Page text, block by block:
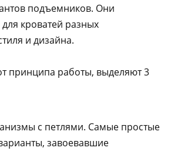
подъемников. Они
кроватей разных
и дизайна.
принципа работы, выделяют 3
с петлями. Самые простые
завоевавшие